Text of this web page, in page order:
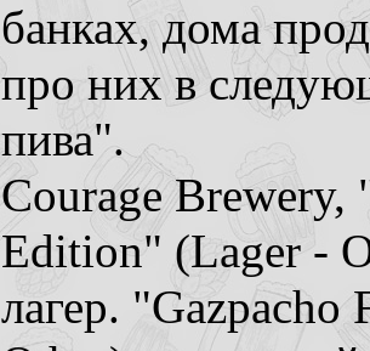
банках, дома
про них в
пива".
Courage Brewery,
Edition" (Lager -
лагер.